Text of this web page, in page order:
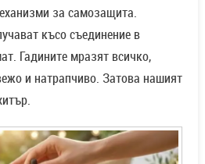
за самозащита.
късо съединение в
Гадините мразят всичко,
и натрапчиво. Затова нашият